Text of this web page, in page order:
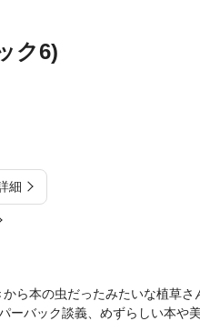
ク6)
細
ら本の虫だったみたいな植草
ーバック談義、めずらしい本や